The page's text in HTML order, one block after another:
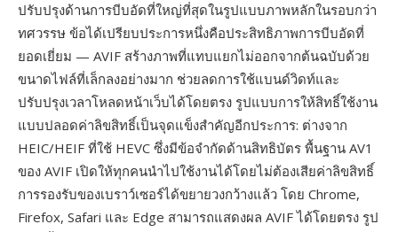
ปรับปรุงด้านการบีบอัดที่ใหญ่ที่สุดในรูปแบบภาพหลักในรอบกว่า
ทศวรรษ ข้อได้เปรียบประการหนึ่งคือประสิทธิภาพการบีบอัดที่
ยอดเยี่ยม — AVIF สร้างภาพที่แทบแยกไม่ออกจากต้นฉบับด้วย
ขนาดไฟล์ที่เล็กลงอย่างมาก ช่วยลดการใช้แบนด์วิดท์และ
ปรับปรุงเวลาโหลดหน้าเว็บได้โดยตรง รูปแบบการให้สิทธิ์ใช้งาน
แบบปลอดค่าลิขสิทธิ์เป็นจุดแข็งสำคัญอีกประการ: ต่างจาก
HEIC/HEIF ที่ใช้ HEVC ซึ่งมีข้อจำกัดด้านสิทธิบัตร พื้นฐาน AV1
ของ AVIF เปิดให้ทุกคนนำไปใช้งานได้โดยไม่ต้องเสียค่าลิขสิทธิ์
การรองรับของเบราว์เซอร์ได้ขยายวงกว้างแล้ว โดย Chrome,
Firefox, Safari และ Edge สามารถแสดงผล AVIF ได้โดยตรง รูป